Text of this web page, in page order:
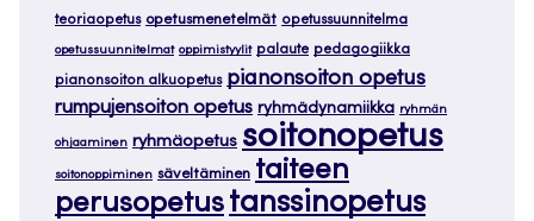
teoriaopetus opetusmenetelmät opetussuunnitelma
opetussuunnitelmat oppimistyylit palaute pedagogiikka
pianonsoiton alkuopetus pianonsoiton opetus
rumpujensoiton opetus ryhmädynamiikka ryhmän
ohjaaminen ryhmäopetus soitonopetus
soitonoppiminen säveltäminen taiteen
perusopetus tanssinopetus